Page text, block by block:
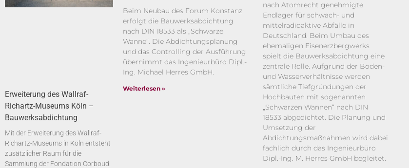
Erweiterung des Wallraf-
Richartz-Museums Köln –
Bauwerksabdichtung
Mit der Erweiterung des Wallraf-
Richartz-Museums in Köln entsteht
zusätzlicher Raum für die
Sammlung der Fondation Corboud.
Beim Neubau des Forum Konstanz
erfolgt die Bauwerksabdichtung
nach DIN 18533 als „Schwarze
Wanne“. Die Abdichtungsplanung
und das Controlling der Ausführung
übernimmt das Ingenieurbüro Dipl.-
Ing. Michael Herres GmbH.
Weiterlesen »
nach Atomrecht genehmigte
Endlager für schwach- und
mittelradioaktive Abfälle in
Deutschland. Beim Umbau des
ehemaligen Eisenerzbergwerks
spielt die Bauwerksabdichtung eine
zentrale Rolle. Aufgrund der Boden-
und Wasserverhältnisse werden
sämtliche Tiefgründungen der
Hochbauten mit sogenannten
„Schwarzen Wannen“ nach DIN
18533 abgedichtet. Die Planung und
Umsetzung der
Abdichtungsmaßnahmen wird dabei
fachlich durch das Ingenieurbüro
Dipl.-Ing. M. Herres GmbH begleitet.